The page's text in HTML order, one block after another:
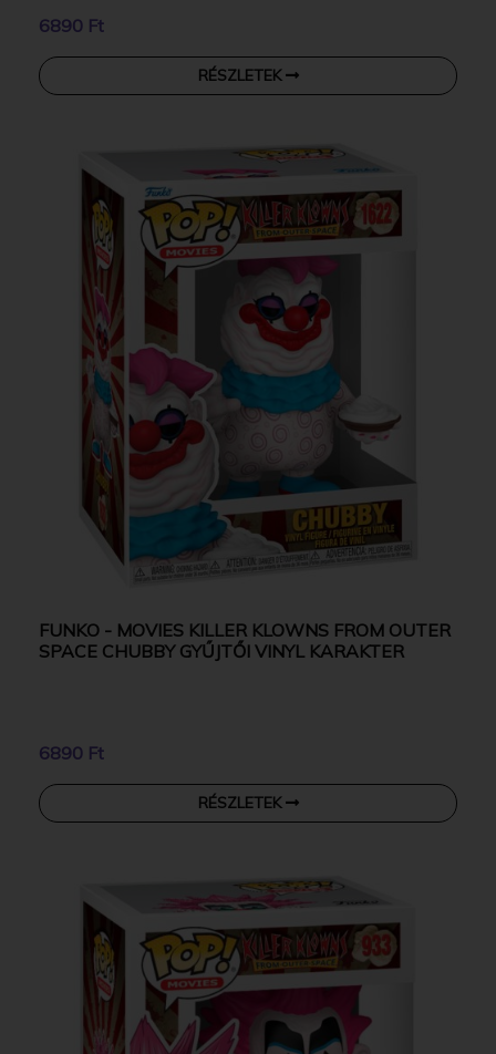
6890 Ft
RÉSZLETEK
FUNKO - MOVIES KILLER KLOWNS FROM OUTER
SPACE CHUBBY GYŰJTŐI VINYL KARAKTER
6890 Ft
RÉSZLETEK